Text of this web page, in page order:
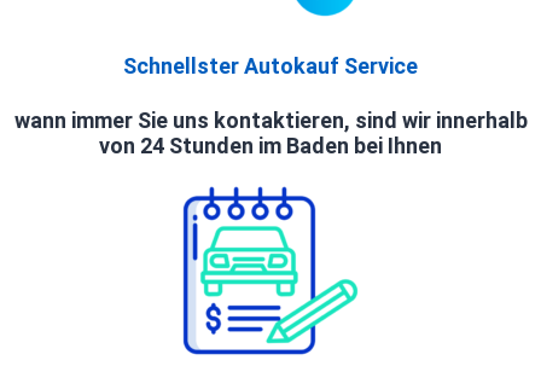
Schnellster Autokauf Service
wann immer Sie uns kontaktieren, sind wir innerhalb
von 24 Stunden im Baden bei Ihnen